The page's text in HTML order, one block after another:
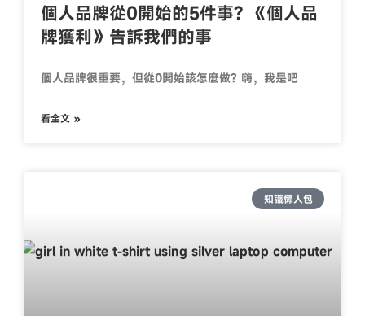
個人品牌從0開始的5件事? 《個人品
牌獲利》告訴我們的事
個人品牌很重要，但從0開始該怎麼做?​ 嗨，我是吧
看全文 »
知識懶人包